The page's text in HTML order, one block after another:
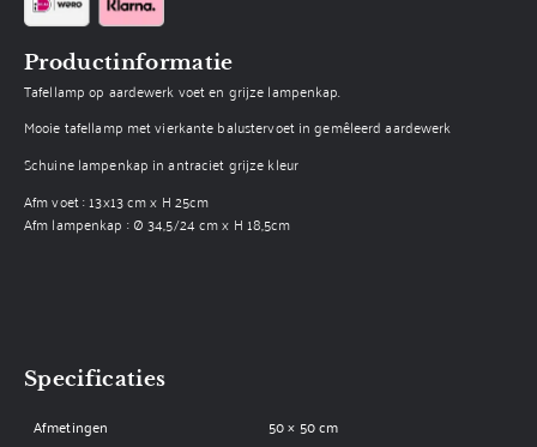
Productinformatie
Tafellamp op aardewerk voet en grijze lampenkap.
Mooie tafellamp met vierkante balustervoet in gemêleerd aardewerk
Schuine lampenkap in antraciet grijze kleur
Afm voet : 13x13 cm x H 25cm
Afm lampenkap : Ø 34,5/24 cm x H 18,5cm
Specificaties
Afmetingen
50 × 50 cm